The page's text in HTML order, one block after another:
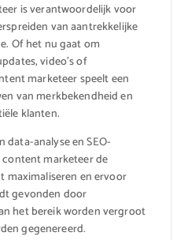
is verantwoordelijk voor
van aantrekkelijke
Of het nu gaat om
video’s of
marketeer speelt een
van merkbekendheid en
klanten.
data-analyse en SEO-
marketeer de
en ervoor
gevonden door
het bereik worden vergroot
gegenereerd.